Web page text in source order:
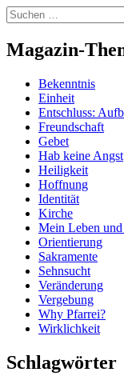
Skip
to
content
Suchen
nach:
Magazin-
Bekenntnis
Einheit
Entschluss:
Freundschaft
Gebet
Hab keine Angst
Heiligkeit
Hoffnung
Identität
Kirche
Mein Leben
Orientierung
Sakramente
Sehnsucht
Veränderung
Vergebung
Why Pfarrei?
Wirklichkeit
Schlagwörter